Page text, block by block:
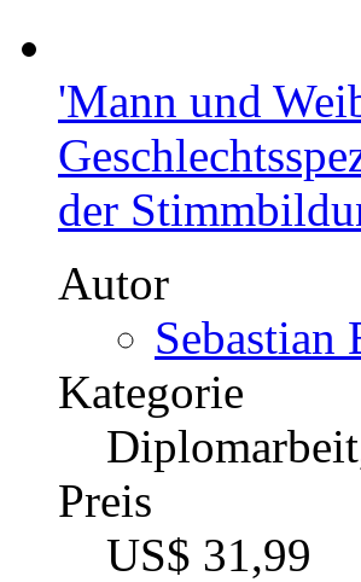
'Mann und
der
Autor
Kategorie
Preis
US$ 31,99